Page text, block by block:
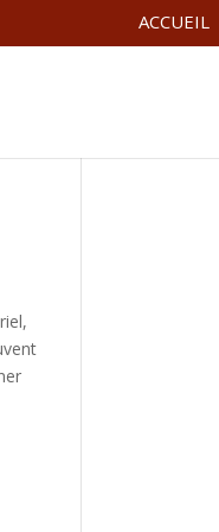
ACCUEIL